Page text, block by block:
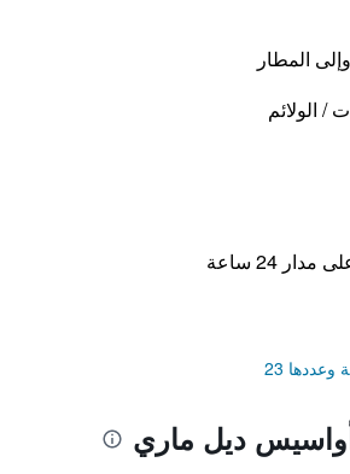
المطار
/ الولائم
24 ساعة
23
ديل ماري